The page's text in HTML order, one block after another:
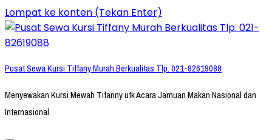
Lompat ke konten (Tekan Enter)
Pusat Sewa Kursi Tiffany Murah Berkualitas Tlp. 021-82619088
Menyewakan Kursi Mewah Tifanny utk Acara Jamuan Makan Nasional dan
Internasional